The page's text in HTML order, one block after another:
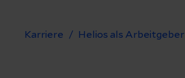
Karriere Helios als Arbeitgeber